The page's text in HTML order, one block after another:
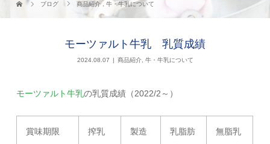
ブログ 商品紹介 ,牛・牛乳について
モーツァルト牛乳 乳質成績
2024.08.07 商品紹介, 牛・牛乳について
モーツァルト牛乳の乳質成績（2022/2～）
賞味期限
搾乳
製造
乳脂肪
無脂乳